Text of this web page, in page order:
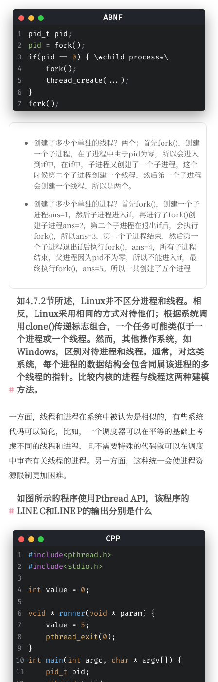
pid_t pid ;
pid = fork() ;
if(pid == 0) { \*child process*\
    fork()
;
    thread_create(...)
;
}
fork() ;
创建了多少个单独的线程？两个：首先fork()，创建
一个子进程，在子进程中由于pid为零，所以会进入
到if中，在if中，子进程又创建了一个子进程，这个
时候第二个子进程创建一个线程，然后第一个子进程
会创建一个线程，所以是两个。
创建了多少个单独的进程？首先fork()，创建一个子
进程ans=1，然后子进程进入if，再进行了fork()创
建子进程ans=2，第二个子进程在退出if后，会执行
fork()，所以ans=3，第二个子进程结束，然后第一
个子进程退出if后执行fork()，ans=4，所有子进程
结束，父进程因为pid不为零，所以不能进入if，最
终执行fork()，ans=5。所以一共创建了五个进程
如4.7.2节所述，Linux并不区分进程和线程。相
反，Linux采用相同的方式对待他们；根据系统调
用clone()传递标志组合，一个任务可能类似于一
个进程或一个线程。然而，其他操作系统，如
Windows，区别对待进程和线程。通常，对这类
系统，每个进程的数据结构会包含同属该进程的多
个线程的指针。比较内核的进程与线程这两种建模
方法。
一方面，线程和进程在系统中被认为是相似的，有些系统
代码可以简化，比如，一个调度器可以在平等的基础上考
虑不同的线程和进程，且不需要特殊的代码就可以在调度
中审查有关线程的进程。另一方面，这种统一会使进程资
源限制更加困难。
如图所示的程序使用Pthread API，该程序的
LINE C和LINE P的输出分别是什么
#include<pthread.h>
#include<stdio.h>
int value = 0 ;
void * runner(void * param) {
    value =
5 ;
pthread_exit(0);
}
int main(int argc, char * argv[]) {
pid_t pid;